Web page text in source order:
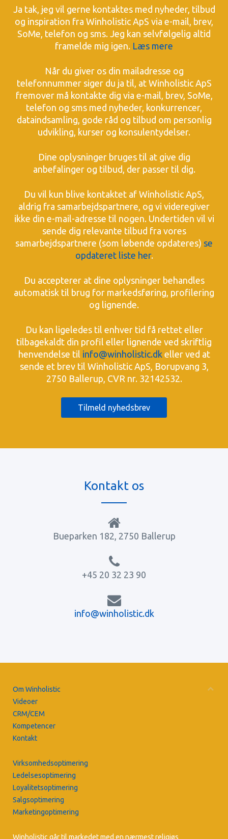
Ja tak, jeg vil gerne kontaktes med nyheder, tilbud
og inspiration fra Winholistic ApS via e-mail, brev,
SoMe, telefon og sms. Jeg kan selvfølgelig altid
framelde mig igen. Læs mere
Når du giver os din mailadresse og
telefonnummer siger du ja til, at Winholistic ApS
fremover må kontakte dig via e-mail, brev, SoMe,
telefon og sms med nyheder, konkurrencer,
dataindsamling, gode råd og tilbud om personlig
udvikling, kurser og konsulentydelser.
Dine oplysninger bruges til at give dig
anbefalinger og tilbud, der passer til dig.
Du vil kun blive kontaktet af Winholistic ApS,
aldrig fra samarbejdspartnere, og vi videregiver
ikke din e-mail-adresse til nogen. Undertiden vil vi
sende dig relevante tilbud fra vores
samarbejdspartnere (som løbende opdateres) se
opdateret liste her.
Du accepterer at dine oplysninger behandles
automatisk til brug for markedsføring, profilering
og lignende.
Du kan ligeledes til enhver tid få rettet eller
tilbagekaldt din profil eller lignende ved skriftlig
henvendelse til info@winholistic.dkeller ved at
sende et brev til Winholistic ApS, Borupvang 3,
2750 Ballerup, CVR nr. 32142532.
Tilmeld nyhedsbrev
Kontakt os
Bueparken 182, 2750 Ballerup
+45 20 32 23 90
info@winholistic.dk
Om Winholistic
Videoer
CRM/CEM
Kompetencer
Kontakt
Virksomhedsoptimering
Ledelsesoptimering
Loyalitetsoptimering
Salgsoptimering
Marketingoptimering
Winholistic går til markedet med en nærmest religiøs